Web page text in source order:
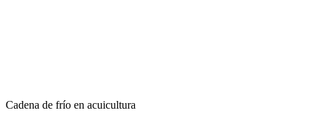
Cadena de frío en acuicultura